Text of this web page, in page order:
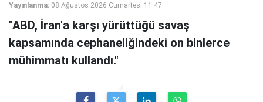
Yayınlanma: 08 Ağustos 2026 Cumartesi 11:47
"ABD, İran'a karşı yürüttüğü savaş
kapsamında cephaneliğindeki on binlerce
mühimmatı kullandı."